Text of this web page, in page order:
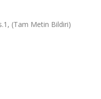
(Tam Metin Bildiri)